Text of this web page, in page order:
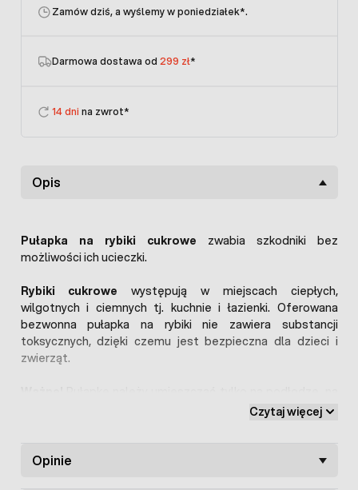
Zamów dziś, a wyślemy w poniedziałek*.
Darmowa dostawa od 299 zł*
14 dni na zwrot*
Opis
Pułapka na rybiki cukrowe zwabia szkodniki bez
możliwości ich ucieczki.
Rybiki cukrowe występują w miejscach ciepłych,
wilgotnych i ciemnych tj. kuchnie i łazienki. Oferowana
bezwonna pułapka na rybiki nie zawiera substancji
toksycznych, dzięki czemu jest bezpieczna dla dzieci i
zwierząt.
Czytaj więcej
Opinie